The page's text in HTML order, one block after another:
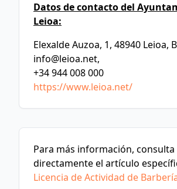
Datos de contacto del
Leioa:
Elexalde Auzoa, 1, 48940 Leioa,
info@leioa.net,
+34 944 008 000
https://www.leioa.net/
Para más información, consulta
directamente el artículo
Licencia de Actividad de